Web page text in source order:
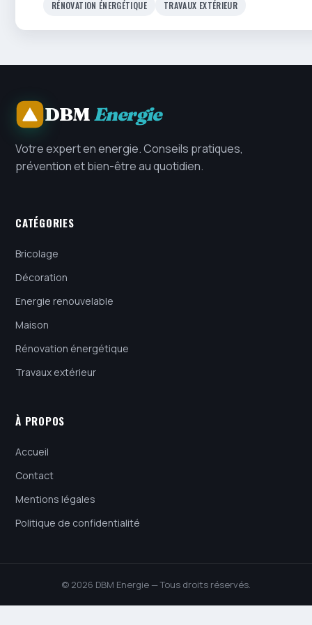
RÉNOVATION ÉNERGÉTIQUE TRAVAUX EXTÉRIEUR
DBMEnergie
Votre expert en energie. Conseils pratiques,
prévention et bien-être au quotidien.
CATÉGORIES
Bricolage
Décoration
Energie renouvelable
Maison
Rénovation énergétique
Travaux extérieur
À PROPOS
Accueil
Contact
Mentions légales
Politique de confidentialité
© 2026 DBM Energie — Tous droits réservés.